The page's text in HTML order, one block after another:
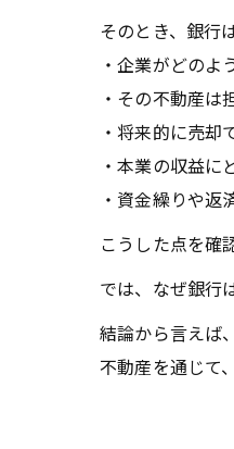
そのとき、銀行
・企業がどのよ
・その不動産
・将来的に売却
・本業の収益に
・資金繰りや
こうした点を確
では、なぜ銀行
結論から言えば
不動産を通じて